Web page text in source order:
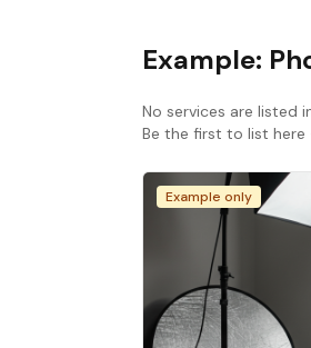
Example:
No services are listed
Be the first to list
Example only